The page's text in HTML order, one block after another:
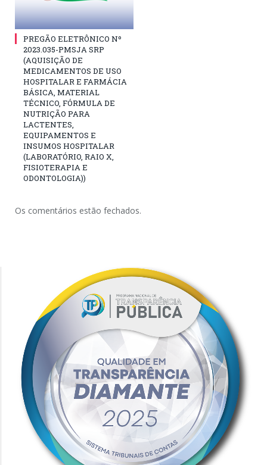
PREGÃO ELETRÔNICO Nº
2023.035-PMSJA SRP
(AQUISIÇÃO DE
MEDICAMENTOS DE USO
HOSPITALAR E FARMÁCIA
BÁSICA, MATERIAL
TÉCNICO, FÓRMULA DE
NUTRIÇÃO PARA
LACTENTES,
EQUIPAMENTOS E
INSUMOS HOSPITALAR
(LABORATÓRIO, RAIO X,
FISIOTERAPIA E
ODONTOLOGIA))
Os comentários estão fechados.